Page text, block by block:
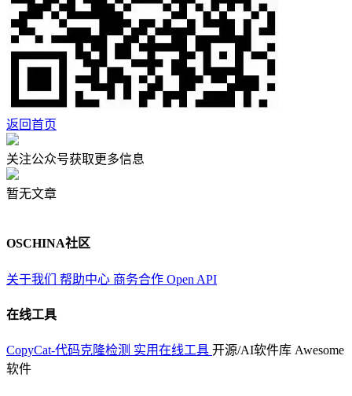
返回首页
关注公众号获取更多信息
暂无文章
OSCHINA社区
关于我们 帮助中心 商务合作 Open API
在线工具
CopyCat-代码克隆检测 实用在线工具 开源/AI软件库 Awesome
软件